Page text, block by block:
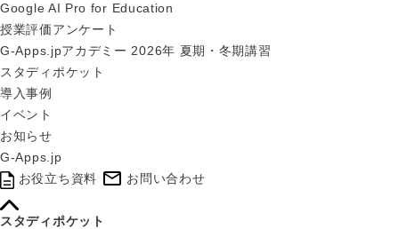
Google AI Pro for Education
授業評価アンケート
G-Apps.jpアカデミー 2026年 夏期・冬期講習
スタディポケット
導入事例
イベント
お知らせ
G-Apps.jp
お役立ち資料
お問い合わせ
スタディポケット